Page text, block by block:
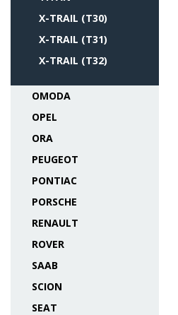
X-TRAIL (T30)
X-TRAIL (T31)
X-TRAIL (T32)
OMODA
OPEL
ORA
PEUGEOT
PONTIAC
PORSCHE
RENAULT
ROVER
SAAB
SCION
SEAT